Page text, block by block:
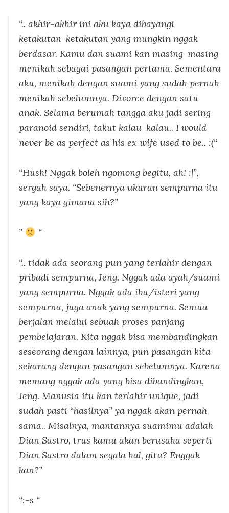
“.. akhir-akhir ini aku kaya dibayangi
ketakutan-ketakutan yang mungkin nggak
berdasar. Kamu dan suami kan masing-masing
menikah sebagai pasangan pertama. Sementara
aku, menikah dengan suami yang sudah pernah
menikah sebelumnya. Divorce dengan satu
anak. Selama berumah tangga aku jadi sering
paranoid sendiri, takut kalau-kalau.. I would
never be as perfect as his ex wife used to be.. :(“
“Hush! Nggak boleh ngomong begitu, ah! :|”,
sergah saya. “Sebenernya ukuran sempurna itu
yang kaya gimana sih?”
” “
“.. tidak ada seorang pun yang terlahir dengan
pribadi sempurna, Jeng. Nggak ada ayah/suami
yang sempurna. Nggak ada ibu/isteri yang
sempurna, juga anak yang sempurna. Semua
berjalan melalui sebuah proses panjang
pembelajaran. Kita nggak bisa membandingkan
seseorang dengan lainnya, pun pasangan kita
sekarang dengan pasangan sebelumnya. Karena
memang nggak ada yang bisa dibandingkan,
Jeng. Manusia itu kan terlahir unique, jadi
sudah pasti “hasilnya” ya nggak akan pernah
sama.. Misalnya, mantannya suamimu adalah
Dian Sastro, trus kamu akan berusaha seperti
Dian Sastro dalam segala hal, gitu? Enggak
kan?”
“:-s “